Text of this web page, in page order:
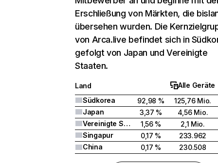
Erschließung von Märkten, die
übersehen wurden. Die
von Arca.live befindet sich in
gefolgt von Japan und Vereinigte
Staaten.
Land
Alle Geräte
Südkorea
92,98 %
125,76 Mio.
Japan
3,37 %
4,56 Mio.
Vereinigte Staaten
1,56 %
2,1 Mio.
Singapur
0,17 %
233.962
China
0,17 % 230.508